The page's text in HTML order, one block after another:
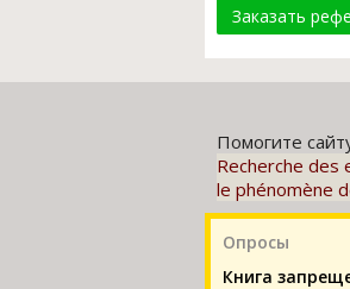
Заказать
Помогите
Recherche des
le phénomène
Опросы
Книга